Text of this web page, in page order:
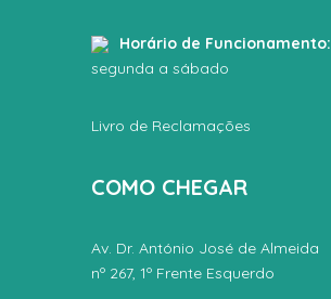
Horário de Funcionamento:
segunda a sábado
Livro de Reclamações
COMO CHEGAR
Av. Dr. António José de Almeida
nº 267, 1º Frente Esquerdo